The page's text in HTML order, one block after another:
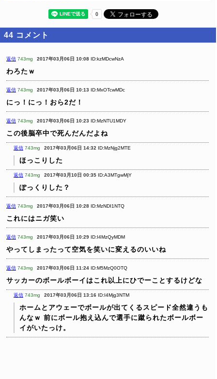
44 コメント
返信 743mg 2017年03月06日 10:08 ID:kzMDcwNzA
わろたｗ
返信 743mg 2017年03月06日 10:13 ID:MxOTcwMDc
にっ！にっ！おら2だ！
返信 743mg 2017年03月06日 10:23 ID:MzNTU1MDY
この後脳卒中で死んだんだよね
返信 743mg 2017年03月06日 14:32 ID:MzNjg2MTE
ほっこりした
返信 743mg 2017年03月10日 00:35 ID:A3MTgwMjY
ぽっくりした？
返信 743mg 2017年03月06日 10:28 ID:MzNDI1NTQ
これにはニガ笑い
返信 743mg 2017年03月06日 10:29 ID:I4MzQyMDM
やってしまったって空気を笑いに変えるのいいね
返信 743mg 2017年03月06日 11:24 ID:M5MzQ0OTQ
サッカーのボールボーイはこれ以上にひでーことするけどな
返信 743mg 2017年03月06日 13:16 ID:I4Mjg3NTM
ホームとアウェーでボールが出てくるスピード全然違うも
んなｗ 前にボール抱え込んで選手に蹴られたボールボー
イがいたっけ。